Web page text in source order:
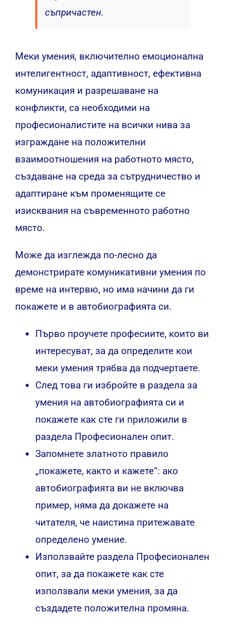
съпричастен.
Меки умения, включително емоционална
интелигентност, адаптивност, ефективна
комуникация и разрешаване на
конфликти, са необходими на
професионалистите на всички нива за
изграждане на положителни
взаимоотношения на работното място,
създаване на среда за сътрудничество и
адаптиране към променящите се
изисквания на съвременното работно
място.
Може да изглежда по-лесно да
демонстрирате комуникативни умения по
време на интервю, но има начини да ги
покажете и в автобиографията си.
Първо проучете професиите, които ви
интересуват, за да определите кои
меки умения трябва да подчертаете.
След това ги избройте в раздела за
умения на автобиографията си и
покажете как сте ги приложили в
раздела Професионален опит.
Запомнете златното правило
„покажете, както и кажете“: ако
автобиографията ви не включва
пример, няма да докажете на
читателя, че наистина притежавате
определено умение.
Използвайте раздела Професионален
опит, за да покажете как сте
използвали меки умения, за да
създадете положителна промяна.